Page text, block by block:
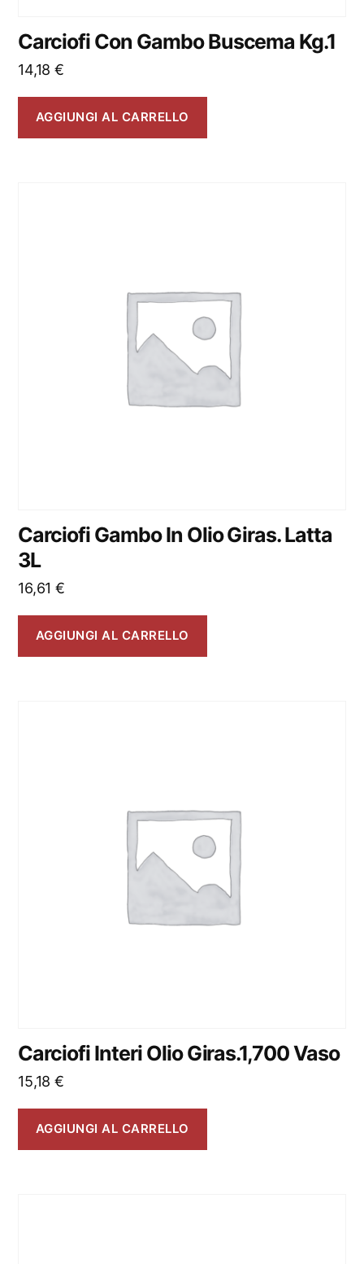
Carciofi Con Gambo Buscema Kg.1
14,18 €
AGGIUNGI AL CARRELLO
Carciofi Gambo In Olio Giras. Latta
3L
16,61 €
AGGIUNGI AL CARRELLO
Carciofi Interi Olio Giras.1,700 Vaso
15,18 €
AGGIUNGI AL CARRELLO